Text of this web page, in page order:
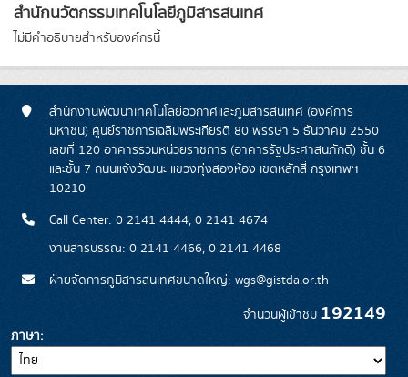
สำนักนวัตกรรมเทคโนโลยีภูมิสารสนเทศ
ไม่มีคำอธิบายสำหรับองค์กรนี้
สำนักงานพัฒนาเทคโนโลยีอวกาศและภูมิสารสนเทศ (องค์การ
มหาชน) ศูนย์ราชการเฉลิมพระเกียรติ 80 พรรษา 5 ธันวาคม 2550
เลขที่ 120 อาคารรวมหน่วยราชการ (อาคารรัฐประศาสนภักดี) ชั้น 6
และชั้น 7 ถนนแจ้งวัฒนะ แขวงทุ่งสองห้อง เขตหลักสี่ กรุงเทพฯ
10210
Call Center: 0 2141 4444, 0 2141 4674
งานสารบรรณ: 0 2141 4466, 0 2141 4468
ฝ่ายจัดการภูมิสารสนเทศขนาดใหญ่: wgs@gistda.or.th
จำนวนผู้เข้าชม 192149
ภาษา